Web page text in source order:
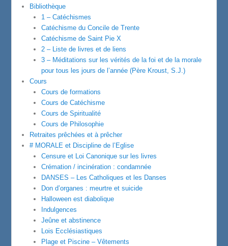
Bibliothèque
1 – Catéchismes
Catéchisme du Concile de Trente
Catéchisme de Saint Pie X
2 – Liste de livres et de liens
3 – Méditations sur les vérités de la foi et de la morale
pour tous les jours de l’année (Père Kroust, S.J.)
Cours
Cours de formations
Cours de Catéchisme
Cours de Spiritualité
Cours de Philosophie
Retraites prêchées et à prêcher
# MORALE et Discipline de l’Eglise
Censure et Loi Canonique sur les livres
Crémation / incinération : condamnée
DANSES – Les Catholiques et les Danses
Don d’organes : meurtre et suicide
Halloween est diabolique
Indulgences
Jeûne et abstinence
Lois Ecclésiastiques
Plage et Piscine – Vêtements